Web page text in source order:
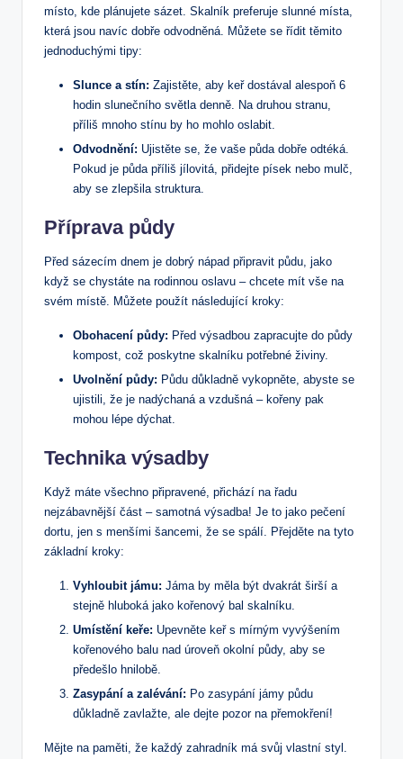
místo, kde plánujete sázet. Skalník preferuje slunné místa,
která jsou navíc dobře odvodněná. Můžete se řídit těmito
jednoduchými tipy:
Slunce a stín: Zajistěte, aby keř dostával alespoň 6
hodin slunečního světla denně. Na druhou stranu,
příliš mnoho stínu by ho mohlo oslabit.
Odvodnění: Ujistěte se, že vaše půda dobře odtéká.
Pokud je půda příliš jílovitá, přidejte písek nebo mulč,
aby se zlepšila struktura.
Příprava půdy
Před sázecím dnem je dobrý nápad připravit půdu, jako
když se chystáte na rodinnou oslavu – chcete mít vše na
svém místě. Můžete použít následující kroky:
Obohacení půdy: Před výsadbou zapracujte do půdy
kompost, což poskytne skalníku potřebné živiny.
Uvolnění půdy: Půdu důkladně vykopněte, abyste se
ujistili, že je nadýchaná a vzdušná – kořeny pak
mohou lépe dýchat.
Technika výsadby
Když máte všechno připravené, přichází na řadu
nejzábavnější část – samotná výsadba! Je to jako pečení
dortu, jen s menšími šancemi, že se spálí. Přejděte na tyto
základní kroky:
Vyhloubit jámu: Jáma by měla být dvakrát širší a
stejně hluboká jako kořenový bal skalníku.
Umístění keře: Upevněte keř s mírným vyvýšením
kořenového balu nad úroveň okolní půdy, aby se
předešlo hnilobě.
Zasypání a zalévání: Po zasypání jámy půdu
důkladně zavlažte, ale dejte pozor na přemokření!
Mějte na paměti, že každý zahradník má svůj vlastní styl.